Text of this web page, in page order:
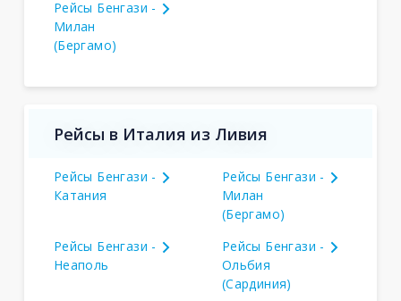
Рейсы Бенгази -
Милан
(Бергамо)
Рейсы в Италия из Ливия
Рейсы Бенгази -
Катания
Рейсы Бенгази -
Милан
(Бергамо)
Рейсы Бенгази -
Неаполь
Рейсы Бенгази -
Ольбия
(Сардиния)